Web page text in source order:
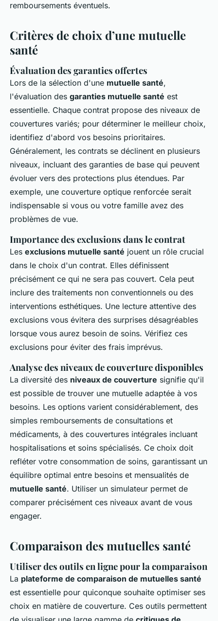
remboursements éventuels.
Critères de choix d’une mutuelle
santé
Évaluation des garanties offertes
Lors de la sélection d'une mutuelle santé,
l'évaluation des garanties mutuelle santé est
essentielle. Chaque contrat propose des niveaux de
couvertures variés; pour déterminer le meilleur choix,
identifiez d'abord vos besoins prioritaires.
Généralement, les contrats se déclinent en plusieurs
niveaux, incluant des garanties de base qui peuvent
évoluer vers des protections plus étendues. Par
exemple, une couverture optique renforcée serait
indispensable si vous ou votre famille avez des
problèmes de vue.
Importance des exclusions dans le contrat
Les exclusions mutuelle santé jouent un rôle crucial
dans le choix d'un contrat. Elles définissent
précisément ce qui ne sera pas couvert. Cela peut
inclure des traitements non conventionnels ou des
interventions esthétiques. Une lecture attentive des
exclusions vous évitera des surprises désagréables
lorsque vous aurez besoin de soins. Vérifiez ces
exclusions pour éviter des frais imprévus.
Analyse des niveaux de couverture disponibles
La diversité des niveaux de couverture signifie qu'il
est possible de trouver une mutuelle adaptée à vos
besoins. Les options varient considérablement, des
simples remboursements de consultations et
médicaments, à des couvertures intégrales incluant
hospitalisations et soins spécialisés. Ce choix doit
refléter votre consommation de soins, garantissant un
équilibre optimal entre besoins et mensualités de
mutuelle santé. Utiliser un simulateur permet de
comparer précisément ces niveaux avant de vous
engager.
Comparaison des mutuelles santé
Utiliser des outils en ligne pour la comparaison
La plateforme de comparaison de mutuelles santé
est essentielle pour quiconque souhaite optimiser ses
choix en matière de couverture. Ces outils permettent